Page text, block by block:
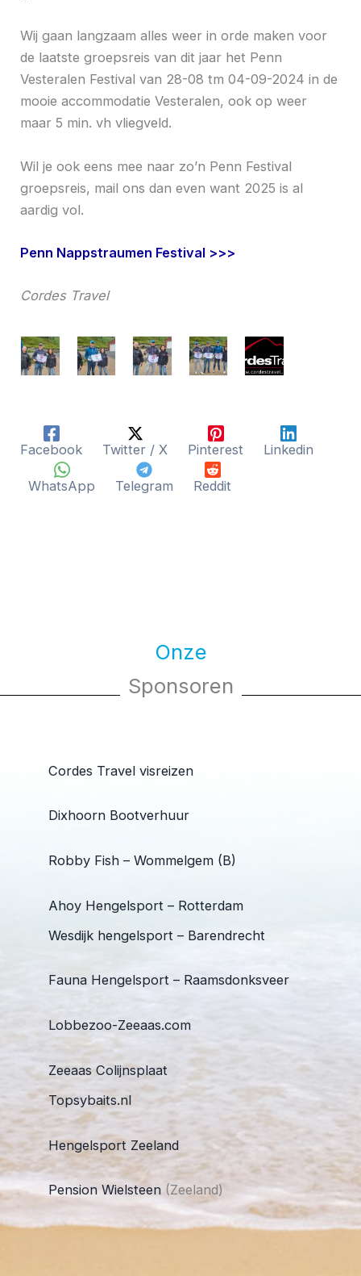
Wij gaan langzaam alles weer in orde maken voor
de laatste groepsreis van dit jaar het Penn
Vesteralen Festival van 28-08 tm 04-09-2024 in de
mooie accommodatie Vesteralen, ook op weer
maar 5 min. vh vliegveld.
Wil je ook eens mee naar zo’n Penn Festival
groepsreis, mail ons dan even want 2025 is al
aardig vol.
Penn Nappstraumen Festival >>>
Cordes Travel
Facebook Twitter / X Pinterest Linkedin
WhatsApp Telegram Reddit
Onze
Sponsoren
Cordes Travel visreizen
Dixhoorn Bootverhuur
Robby Fish – Wommelgem (B)
Ahoy Hengelsport – Rotterdam
Wesdijk hengelsport – Barendrecht
Fauna Hengelsport – Raamsdonksveer
Lobbezoo-Zeeaas.com
Zeeaas Colijnsplaat
Topsybaits.nl
Hengelsport Zeeland
Pension Wielsteen (Zeeland)